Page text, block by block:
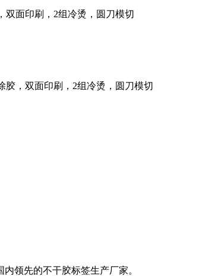
双面印刷，2组冷烫，圆刀模切
胶，双面印刷，2组冷烫，圆刀模切
领先的不干胶标签生产厂家。